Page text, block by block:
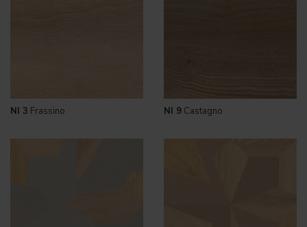
NI 3 Frassino NI 9 Castagno